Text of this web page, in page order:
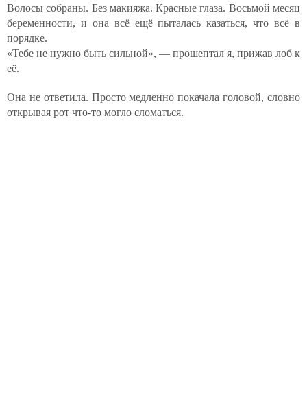
Волосы собраны. Без макияжа. Красные глаза. Восьмой месяц
беременности, и она всё ещё пыталась казаться, что всё в
порядке.
«Тебе не нужно быть сильной», — прошептал я, прижав лоб к
её.
Она не ответила. Просто медленно покачала головой, словно
открывая рот что-то могло сломаться.